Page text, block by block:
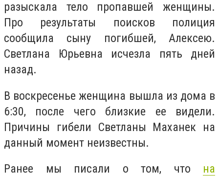
разыскала тело пропавшей женщины.
Про результаты поисков полиция
сообщила сыну погибшей, Алексею.
Светлана Юрьевна исчезла пять дней
назад.
В воскресенье женщина вышла из дома в
6:30, после чего близкие ее видели.
Причины гибели Светланы Маханек на
данный момент неизвестны.
Ранее мы писали о том, что на